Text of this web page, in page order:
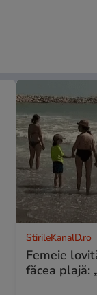
StirileKanalD.ro
Femeie
făcea plajă: